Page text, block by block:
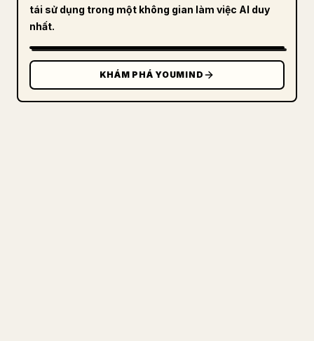
tái sử dụng trong một không gian làm việc AI duy
nhất.
KHÁM PHÁ YOUMIND